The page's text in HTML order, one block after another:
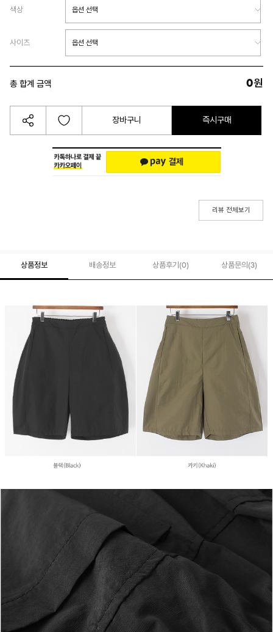
색상
사이즈
총 합계 금액 0원
장바구니 즉시구매
리뷰 전체보기
상품정보 배송정보 상품후기(0) 상품문의 (3)